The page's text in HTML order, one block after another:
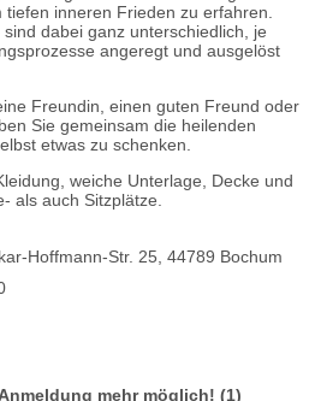
tiefen inneren Frieden zu erfahren.
dabei ganz unterschiedlich, je
angeregt und ausgelöst
Freundin, einen guten Freund oder
Sie gemeinsam die heilenden
etwas zu schenken.
weiche Unterlage, Decke und
als auch Sitzplätze.
Hoffmann-Str. 25, 44789 Bochum
mehr möglich! (1)